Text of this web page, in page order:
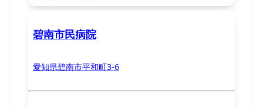
碧南市民病院
愛知県碧南市平和町3-6